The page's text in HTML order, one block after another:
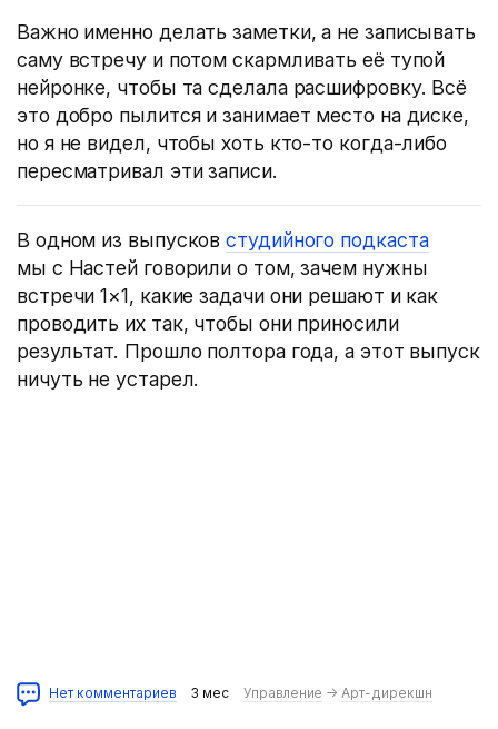
Важно именно делать заметки, а не записывать
саму встречу и потом скармливать её тупой
нейронке, чтобы та сделала расшифровку. Всё
это добро пылится и занимает место на диске,
но я не видел, чтобы хоть кто-то когда-либо
пересматривал эти записи.
В одном из выпусковстудийного подкаста
мы с Настей говорили о том, зачем нужны
встречи 1×1, какие задачи они решают и как
проводить их так, чтобы они приносили
результат. Прошло полтора года, а этот выпуск
ничуть не устарел.
Нет комментариев 3 мес Управление →Арт-дирекшн